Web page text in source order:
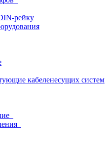
рейку
кабеленесущих систем